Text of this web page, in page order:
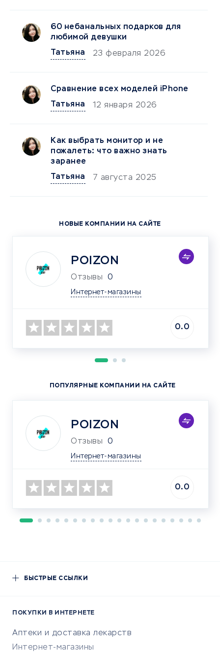
60 небанальных подарков для
любимой девушки
Татьяна
23 февраля 2026
Сравнение всех моделей iPhone
Татьяна
12 января 2026
Как выбрать монитор и не
пожалеть: что важно знать
заранее
Татьяна
7 августа 2025
НОВЫЕ КОМПАНИИ НА САЙТЕ
POIZON
Отзывы 0
Интернет-магазины
0.0
ПОПУЛЯРНЫЕ КОМПАНИИ НА САЙТЕ
POIZON
Отзывы 0
Интернет-магазины
0.0
БЫСТРЫЕ ССЫЛКИ
ПОКУПКИ В ИНТЕРНЕТЕ
Аптеки и доставка лекарств
Интернет-магазины